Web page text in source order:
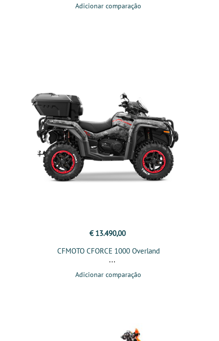
Adicionar comparação
€ 13.490,00
CFMOTO CFORCE 1000 Overland
Adicionar comparação